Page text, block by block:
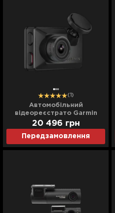
(1)
Автомобільний
відеореєстрато Garmin
Dash Cam X310 (010-
02860-10) (Global)
Передзамовлення
20 496 грн